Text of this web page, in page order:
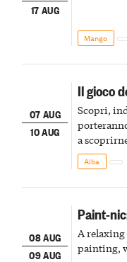
17 AUG
Mango
07 AUG
10 AUG
Il gioco
Scopri,
a
Alba
08 AUG
09 AUG
Paint-
A
painting,